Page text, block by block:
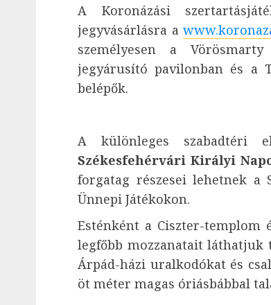
A Koronázási
jegyvásárlásra a
személyesen a
jegyárusító pavilonban és a
belépők.
A különleges szabadtéri
Székesfehérvári Királyi
forgatag részesei lehetnek a
Ünnepi Játékokon.
Esténként a Ciszter-templom
legfőbb mozzanatait láthatjuk
Árpád-házi uralkodókat és
öt méter magas óriásbábbal